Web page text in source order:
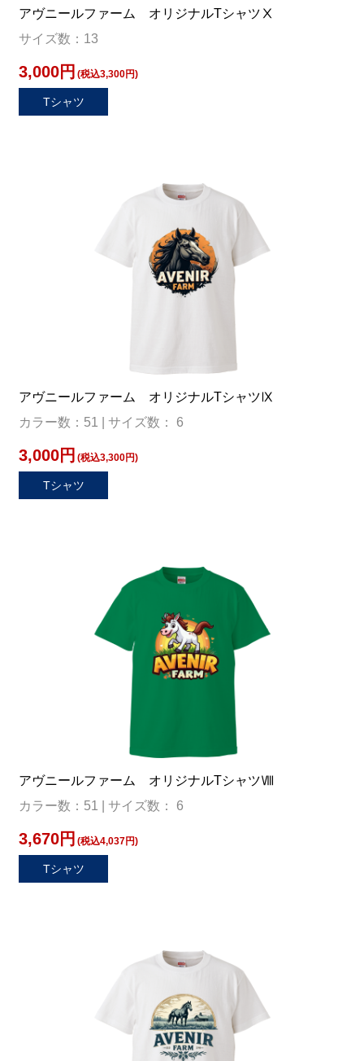
アヴニールファーム オリジナルTシャツⅩ
サイズ数：13
3,000円 (税込3,300円)
Tシャツ
アヴニールファーム オリジナルTシャツⅨ
カラー数：51 | サイズ数： 6
3,000円 (税込3,300円)
Tシャツ
アヴニールファーム オリジナルTシャツⅧ
カラー数：51 | サイズ数： 6
3,670円 (税込4,037円)
Tシャツ